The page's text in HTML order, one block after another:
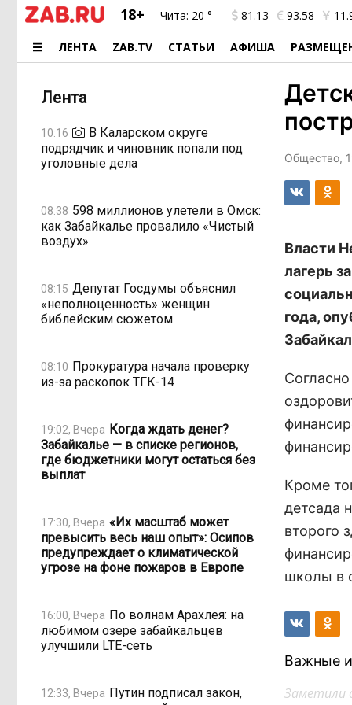
18+ Чита: 20 ° 81.13 93.58
ЛЕНТА ZAB.TV СТАТЬИ АФИША
Лента
10:16
В Каларском округе
подрядчик и чиновник попали под
уголовные дела
08:38 598 миллионов улетели в Омск:
как Забайкалье провалило «Чистый
воздух»
08:15 Депутат Госдумы объяснил
«неполноценность» женщин
библейским сюжетом
08:10 Прокуратура начала проверку
из-за раскопок ТГК-14
19:02, Вчера Когда ждать денег?
Забайкалье — в списке регионов,
где бюджетники могут остаться без
выплат
17:30, Вчера «Их масштаб может
превысить весь наш опыт»: Осипов
предупреждает о климатической
угрозе на фоне пожаров в Европе
16:00, Вчера По волнам Арахлея: на
любимом озере забайкальцев
улучшили LTE-сеть
12:33, Вчера Путин подписал закон,
Общество,
Власти
лагерь
года,
Кроме
детсада
второго
школы в
Важные
Заметили